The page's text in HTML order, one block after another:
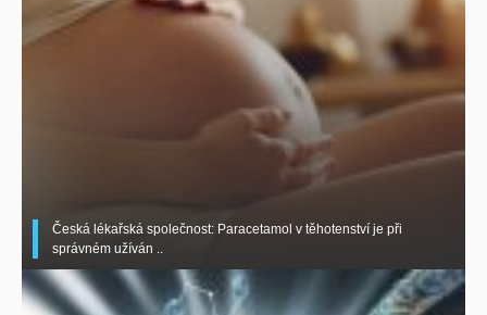
Česká lékařská společnost: Paracetamol v těhotenství je při
správném užíván ..